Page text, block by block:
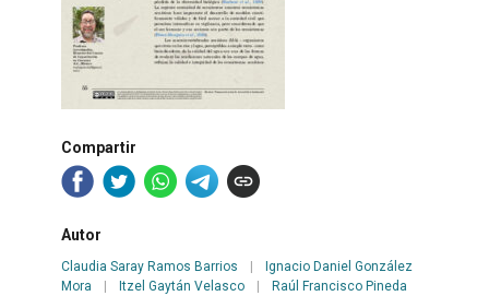
Compartir
Autor
Claudia Saray Ramos Barrios
Ignacio Daniel González
Mora
Itzel Gaytán Velasco
Raúl Francisco Pineda